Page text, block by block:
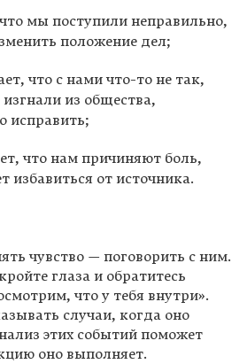
мы поступили неправильно,
положение дел;
что с нами что-то не так,
из общества,
исправить;
что нам причиняют боль,
избавиться от источника.
чувство — поговорить с ним.
глаза и обратитесь
что у тебя внутри».
случаи, когда оно
этих событий поможет
оно выполняет.